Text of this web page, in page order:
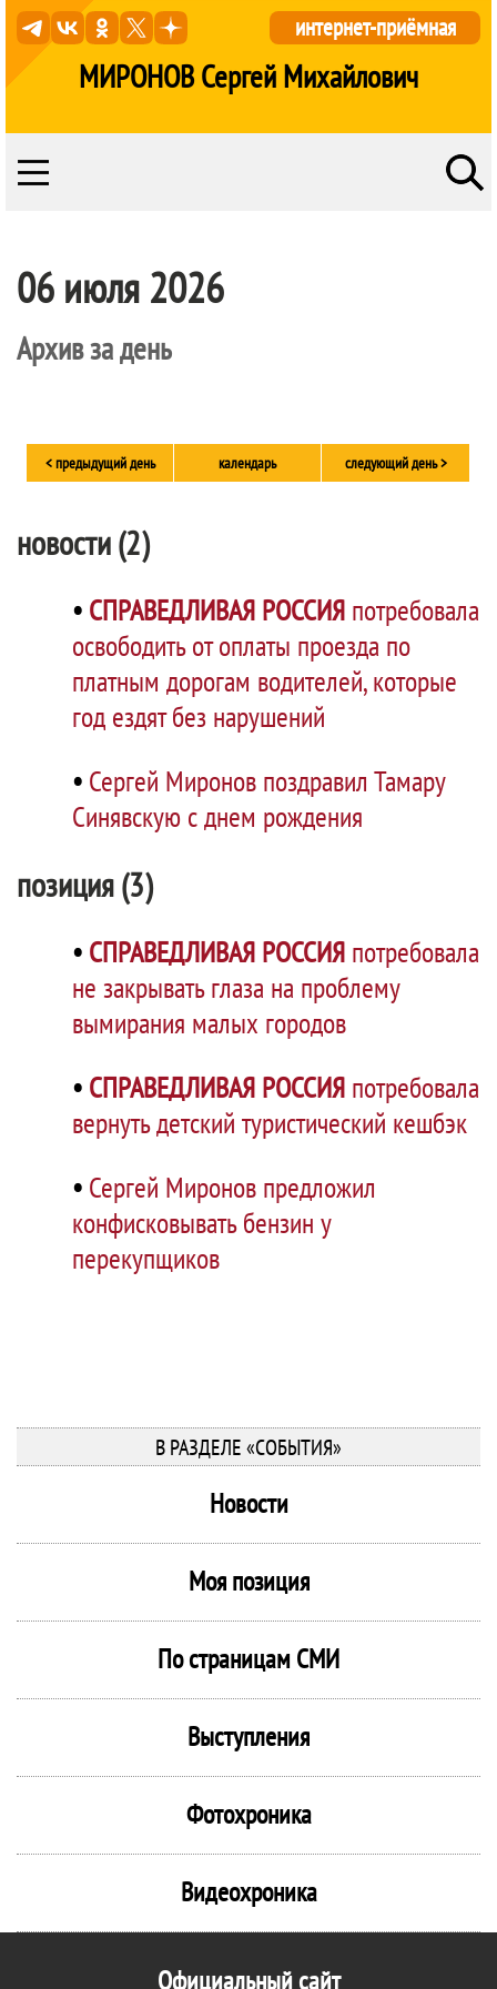
МИРОНОВ Сергей Михайлович
интернет-приёмная
06 июля 2026
Архив за день
< предыдущий день календарь следующий день >
новости (2)
• СПРАВЕДЛИВАЯ РОССИЯ потребовала
освободить от оплаты проезда по
платным дорогам водителей, которые
год ездят без нарушений
• Сергей Миронов поздравил Тамару
Синявскую с днем рождения
позиция (3)
• СПРАВЕДЛИВАЯ РОССИЯ потребовала
не закрывать глаза на проблему
вымирания малых городов
• СПРАВЕДЛИВАЯ РОССИЯ потребовала
вернуть детский туристический кешбэк
• Сергей Миронов предложил
конфисковывать бензин у
перекупщиков
В РАЗДЕЛЕ «СОБЫТИЯ»
Новости
Моя позиция
По страницам СМИ
Выступления
Фотохроника
Видеохроника
Официальный сайт